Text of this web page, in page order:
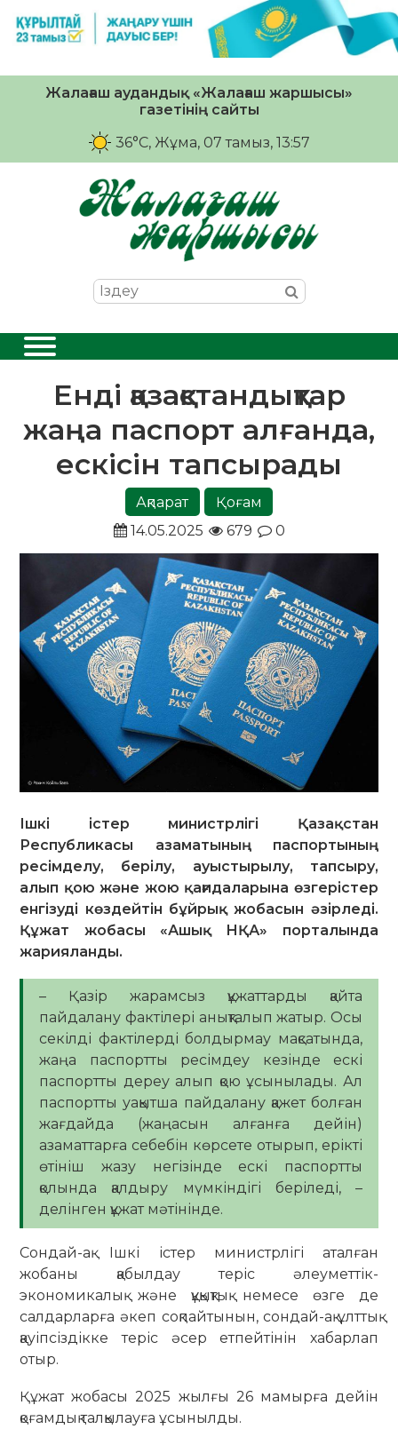
Жалағаш аудандық «Жалағаш жаршысы»
газетінің сайты
36°C, Жұма, 07 тамыз, 13:57
Енді қазақстандықтар
жаңа паспорт алғанда,
ескісін тапсырады
Ақпарат
Қоғам
14.05.2025
679 0
Ішкі істер министрлігі Қазақстан
Республикасы азаматының паспортының
ресімделу, берілу, ауыстырылу, тапсыру,
алып қою және жою қағидаларына өзгерістер
енгізуді көздейтін бұйрық жобасын әзірледі.
Құжат жобасы «Ашық НҚА» порталында
жарияланды.
– Қазір жарамсыз құжаттарды қайта
пайдалану фактілері анықталып жатыр. Осы
секілді фактілерді болдырмау мақсатында,
жаңа паспортты ресімдеу кезінде ескі
паспортты дереу алып қою ұсынылады. Ал
паспортты уақытша пайдалану қажет болған
жағдайда (жаңасын алғанға дейін)
азаматтарға себебін көрсете отырып, ерікті
өтініш жазу негізінде ескі паспортты
қолында қалдыру мүмкіндігі беріледі, –
делінген құжат мәтінінде.
Сондай-ақ Ішкі істер министрлігі аталған
жобаны қабылдау теріс әлеуметтік-
экономикалық және құқықтық немесе өзге де
салдарларға әкеп соқпайтынын, сондай-ақ ұлттық
қауіпсіздікке теріс әсер етпейтінін хабарлап
отыр.
Құжат жобасы 2025 жылғы 26 мамырға дейін
қоғамдық талқылауға ұсынылды.